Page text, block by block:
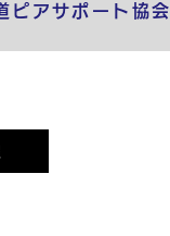
ピアサポート協会